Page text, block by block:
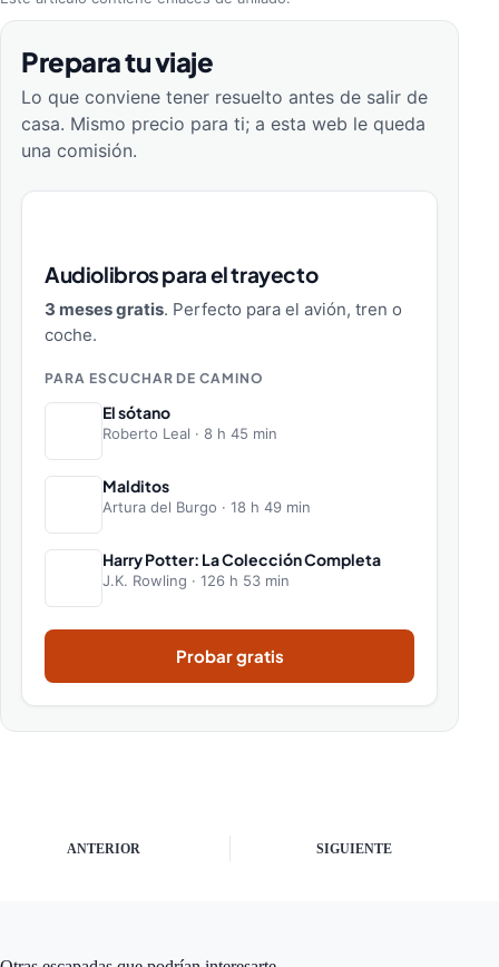
Prepara tu viaje
Lo que conviene tener resuelto antes de salir de
casa. Mismo precio para ti; a esta web le queda
una comisión.
Audiolibros para el trayecto
3 meses gratis. Perfecto para el avión, tren o
coche.
PARA ESCUCHAR DE CAMINO
El sótano
Roberto Leal · 8 h 45 min
Malditos
Artura del Burgo · 18 h 49 min
Harry Potter: La Colección Completa
J.K. Rowling · 126 h 53 min
Probar gratis
ANTERIOR SIGUIENTE